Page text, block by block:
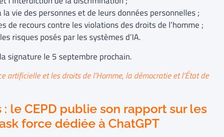
vie des personnes et de leurs données personnelles ;
de recours contre les violations des droits de l’homme ;
risques posés par les systèmes d’IA.
signature le 5 septembre prochain.
artificielle et les droits de l’Homme, la démocratie et l’État de
le CEPD publie son rapport sur les
force dédiée à ChatGPT